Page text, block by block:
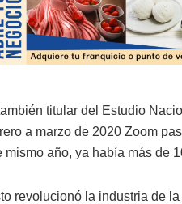
titular del Estudio
a marzo de 2020 Zoom
mismo año, ya había más de
revolucionó la industria de